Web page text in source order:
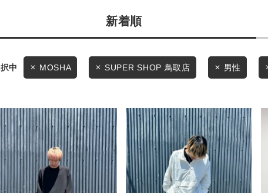
カテゴリから探す
ブランドから探す
履き比べ可能商品から探す
お知らせ・ご利用ガイド
お知らせ
セール価格
在庫
在庫あり
新着順
MOSHA SUPER SHOP 鳥取店 男性